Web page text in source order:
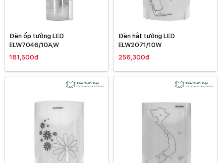
Đèn ốp tường LED
ELW7046/10A,W
181,500đ
Đèn hắt tường LED
ELW2071/10W
256,300đ